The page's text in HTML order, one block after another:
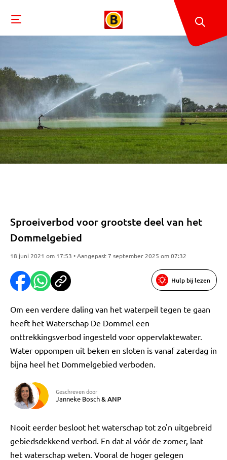
Sproeiverbod voor grootste deel van het
Dommelgebied
18 juni 2021 om 17:53 • Aangepast 7 september 2025 om 07:32
Hulp bij lezen
Om een verdere daling van het waterpeil tegen te gaan
heeft het Waterschap De Dommel een
onttrekkingsverbod ingesteld voor oppervlaktewater.
Water oppompen uit beken en sloten is vanaf zaterdag in
bijna heel het Dommelgebied verboden.
Geschreven door
Janneke Bosch&ANP
Nooit eerder besloot het waterschap tot zo'n uitgebreid
gebiedsdekkend verbod. En dat al vóór de zomer, laat
het waterschap weten. Vooral de hoger gelegen